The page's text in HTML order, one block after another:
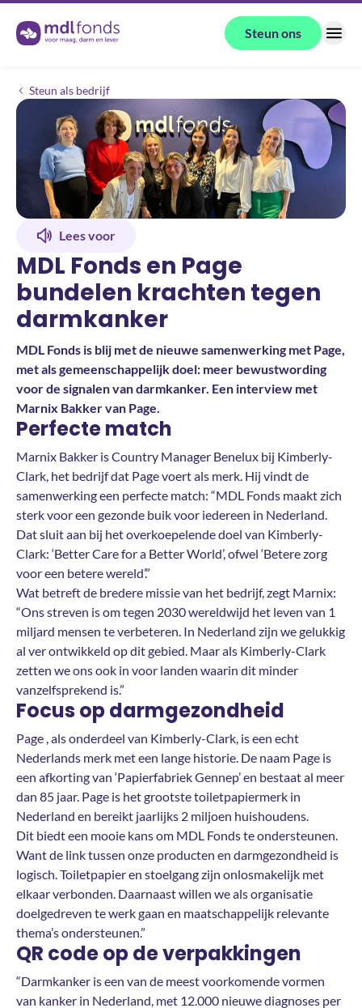
Terug naar de homepage Steun ons
Help mee
Steun als bedrijf
MDL Fonds en Page bundelen krachten tegen darmkanker
Lees voor
MDL Fonds en Page
bundelen krachten tegen
darmkanker
MDL Fonds is blij met de nieuwe samenwerking met Page,
met als gemeenschappelijk doel: meer bewustwording
voor de signalen van darmkanker. Een interview met
Marnix Bakker van Page.
Perfecte match
Marnix Bakker is Country Manager Benelux bij Kimberly-
Clark, het bedrijf dat Page voert als merk. Hij vindt de
samenwerking een perfecte match: “MDL Fonds maakt zich
sterk voor een gezonde buik voor iedereen in Nederland.
Dat sluit aan bij het overkoepelende doel van Kimberly-
Clark: ‘Better Care for a Better World’, ofwel ‘Betere zorg
voor een betere wereld’.”
Wat betreft de bredere missie van het bedrijf, zegt Marnix:
“Ons streven is om tegen 2030 wereldwijd het leven van 1
miljard mensen te verbeteren. In Nederland zijn we gelukkig
al ver ontwikkeld op dit gebied. Maar als Kimberly-Clark
zetten we ons ook in voor landen waarin dit minder
vanzelfsprekend is.”
Focus op darmgezondheid
Page , als onderdeel van Kimberly-Clark, is een echt
Nederlands merk met een lange historie. De naam Page is
een afkorting van ‘Papierfabriek Gennep’ en bestaat al meer
dan 85 jaar. Page is het grootste toiletpapiermerk in
Nederland en bereikt jaarlijks 2 miljoen huishoudens.
Dit biedt een mooie kans om MDL Fonds te ondersteunen.
Want de link tussen onze producten en darmgezondheid is
logisch. Toiletpapier en stoelgang zijn onlosmakelijk met
elkaar verbonden. Daarnaast willen we als organisatie
doelgedreven te werk gaan en maatschappelijk relevante
thema’s ondersteunen.”
QR code op de verpakkingen
“Darmkanker is een van de meest voorkomende vormen
van kanker in Nederland, met 12.000 nieuwe diagnoses per